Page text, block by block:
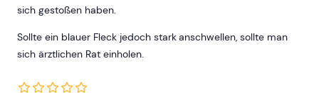
sich gestoßen haben.
Sollte ein blauer Fleck jedoch stark anschwellen, sollte man
sich ärztlichen Rat einholen.